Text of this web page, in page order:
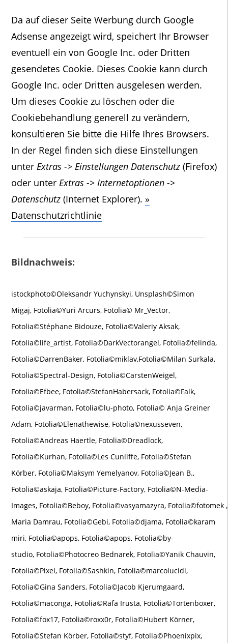
Da auf dieser Seite Werbung durch Google
Adsense angezeigt wird, speichert Ihr Browser
eventuell ein von Google Inc. oder Dritten
gesendetes Cookie. Dieses Cookie kann durch
Google Inc. oder Dritten ausgelesen werden.
Um dieses Cookie zu löschen oder die
Cookiebehandlung generell zu verändern,
konsultieren Sie bitte die Hilfe Ihres Browsers.
In der Regel finden sich diese Einstellungen
unter Extras -> Einstellungen Datenschutz(Firefox)
oder unter Extras -> Internetoptionen ->
Datenschutz(Internet Explorer). »
Datenschutzrichtlinie
Bildnachweis:
istockphoto©Oleksandr Yuchynskyi, Unsplash©Simon
Migaj, Fotolia©Yuri Arcurs, Fotolia© Mr_Vector,
Fotolia©Stéphane Bidouze, Fotolia©Valeriy Aksak,
Fotolia©life_artist, Fotolia©DarkVectorangel, Fotolia©felinda,
Fotolia©DarrenBaker, Fotolia©miklav,Fotolia©Milan Surkala,
Fotolia©Spectral-Design, Fotolia©CarstenWeigel,
Fotolia©Efbee, Fotolia©StefanHabersack, Fotolia©Falk,
Fotolia©javarman, Fotolia©lu-photo, Fotolia© Anja Greiner
Adam, Fotolia©Elenathewise, Fotolia©nexusseven,
Fotolia©Andreas Haertle, Fotolia©Dreadlock,
Fotolia©Kurhan, Fotolia©Les Cunliffe, Fotolia©Stefan
Körber, Fotolia©Maksym Yemelyanov, Fotolia©Jean B.,
Fotolia©askaja, Fotolia©Picture-Factory, Fotolia©N-Media-
Images, Fotolia©Beboy, Fotolia©vasyamazyra, Fotolia©fotomek
Maria Damrau, Fotolia©Gebi, Fotolia©djama, Fotolia©karam
miri, Fotolia©apops, Fotolia©apops, Fotolia©by-
studio, Fotolia©Photocreo Bednarek, Fotolia©Yanik Chauvin,
Fotolia©Pixel, Fotolia©Sashkin, Fotolia©marcolucidi,
Fotolia©Gina Sanders, Fotolia©Jacob Kjerumgaard,
Fotolia©maconga, Fotolia©Rafa Irusta, Fotolia©Tortenboxer,
Fotolia©fox17, Fotolia©roxx0r, Fotolia©Hubert Körner,
Fotolia©Stefan Körber, Fotolia©styf, Fotolia©Phoenixpix,